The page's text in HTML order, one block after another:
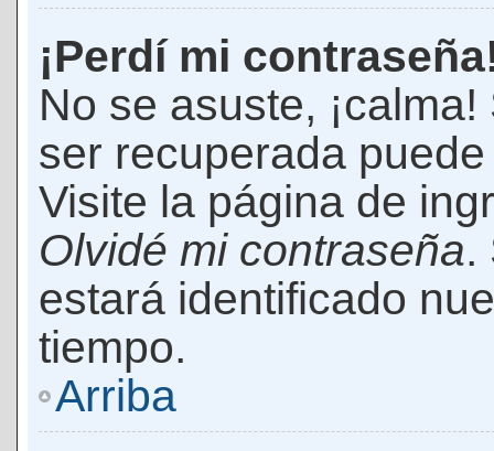
¡Perdí mi
No se asuste,
ser recuperada
Visite la página de
Olvidé mi contraseña.
estará identificado
tiempo.
Arriba